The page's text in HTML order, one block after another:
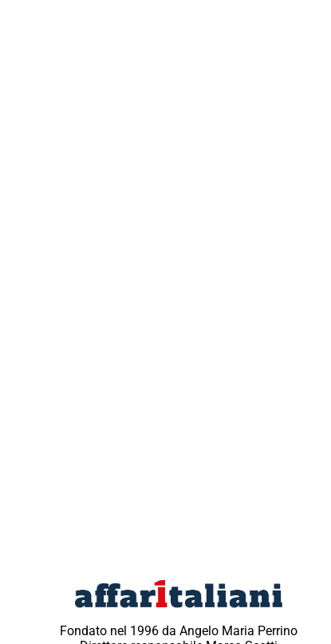
Fondato nel 1996 da Angelo Maria Perrino